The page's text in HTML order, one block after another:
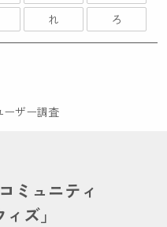
れ ろ
ーザー調査
ミュニティ
ズ」